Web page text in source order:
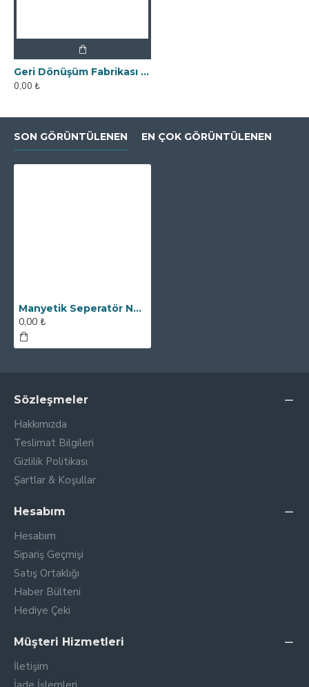
Geri Dönüşüm Fabrikası İçin Kolay Temizlenebilir Neodyum Elek Mıknatıs
0,00 ₺
SON GÖRÜNTÜLENEN EN ÇOK GÖRÜNTÜLENEN
Manyetik Seperatör Neodyum Füze Mıknatıs - DN600 Giriş Çıkışlı
0,00 ₺
Sözleşmeler
Hakkımızda
Teslimat Bilgileri
Gizlilik Politikası
Şartlar & Koşullar
Hesabım
Hesabım
Sipariş Geçmişi
Satış Ortaklığı
Haber Bülteni
Hediye Çeki
Müşteri Hizmetleri
İletişim